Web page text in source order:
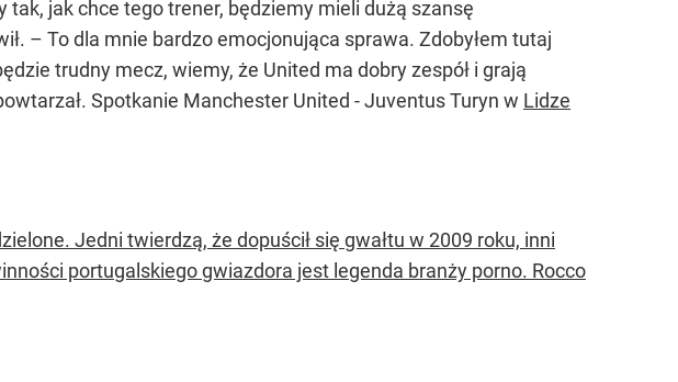
jak chce tego trener, będziemy mieli dużą szansę
– To dla mnie bardzo emocjonująca sprawa. Zdobyłem tutaj
trudny mecz, wiemy, że United ma dobry zespół i grają
Spotkanie Manchester United - Juventus Turyn w Lidze
Jedni twierdzą, że dopuścił się gwałtu w 2009 roku, inni
portugalskiego gwiazdora jest legenda branży porno. Rocco